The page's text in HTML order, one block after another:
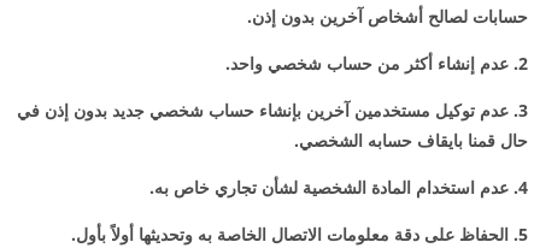
حسابات لصالح أشخاص آخرين بدون إذن.
2. عدم إنشاء أكثر من حساب شخصي واحد.
3. عدم توكيل مستخدمين آخرين بإنشاء حساب شخصي جديد بدون إذن في
حال قمنا بايقاف حسابه الشخصي.
4. عدم استخدام المادة الشخصية لشأن تجاري خاص به.
5. الحفاظ على دقة معلومات الاتصال الخاصة به وتحديثها أولاً بأول.